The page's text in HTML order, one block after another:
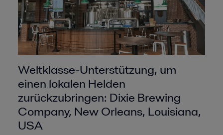
Weltklasse-Unterstützung, um
einen lokalen Helden
zurückzubringen: Dixie Brewing
Company, New Orleans, Louisiana,
USA